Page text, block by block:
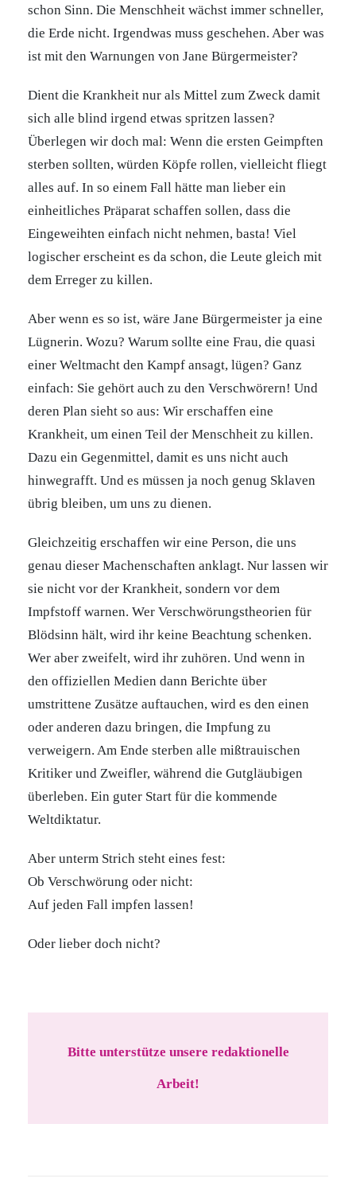
schon Sinn. Die Menschheit wächst immer schneller,
die Erde nicht. Irgendwas muss geschehen. Aber was
ist mit den Warnungen von Jane Bürgermeister?
Dient die Krankheit nur als Mittel zum Zweck damit
sich alle blind irgend etwas spritzen lassen?
Überlegen wir doch mal: Wenn die ersten Geimpften
sterben sollten, würden Köpfe rollen, vielleicht fliegt
alles auf. In so einem Fall hätte man lieber ein
einheitliches Präparat schaffen sollen, dass die
Eingeweihten einfach nicht nehmen, basta! Viel
logischer erscheint es da schon, die Leute gleich mit
dem Erreger zu killen.
Aber wenn es so ist, wäre Jane Bürgermeister ja eine
Lügnerin. Wozu? Warum sollte eine Frau, die quasi
einer Weltmacht den Kampf ansagt, lügen? Ganz
einfach: Sie gehört auch zu den Verschwörern! Und
deren Plan sieht so aus: Wir erschaffen eine
Krankheit, um einen Teil der Menschheit zu killen.
Dazu ein Gegenmittel, damit es uns nicht auch
hinwegrafft. Und es müssen ja noch genug Sklaven
übrig bleiben, um uns zu dienen.
Gleichzeitig erschaffen wir eine Person, die uns
genau dieser Machenschaften anklagt. Nur lassen wir
sie nicht vor der Krankheit, sondern vor dem
Impfstoff warnen. Wer Verschwörungstheorien für
Blödsinn hält, wird ihr keine Beachtung schenken.
Wer aber zweifelt, wird ihr zuhören. Und wenn in
den offiziellen Medien dann Berichte über
umstrittene Zusätze auftauchen, wird es den einen
oder anderen dazu bringen, die Impfung zu
verweigern. Am Ende sterben alle mißtrauischen
Kritiker und Zweifler, während die Gutgläubigen
überleben. Ein guter Start für die kommende
Weltdiktatur.
Aber unterm Strich steht eines fest:
Ob Verschwörung oder nicht:
Auf jeden Fall impfen lassen!
Oder lieber doch nicht?
Bitte unterstütze unsere redaktionelle
Arbeit!